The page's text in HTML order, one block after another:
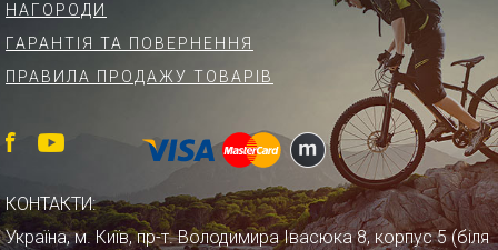
НАГОРОДИ
ГАРАНТІЯ ТА ПОВЕРНЕННЯ
ПРАВИЛА ПРОДАЖУ ТОВАРІВ
КОНТАКТИ:
Україна, м. Київ, пр-т. Володимира Івасюка 8, корпус 5 (біля